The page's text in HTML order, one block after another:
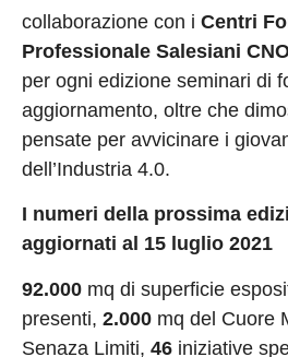
collaborazione con i Centri
Professionale Salesiani
per ogni edizione seminari di
aggiornamento, oltre che
pensate per avvicinare i
dell’Industria 4.0.
I numeri della prossima
aggiornati al 15 luglio 2021
92.000 mq di superficie
presenti, 2.000 mq del Cuore
Senaza Limiti, 46 iniziative